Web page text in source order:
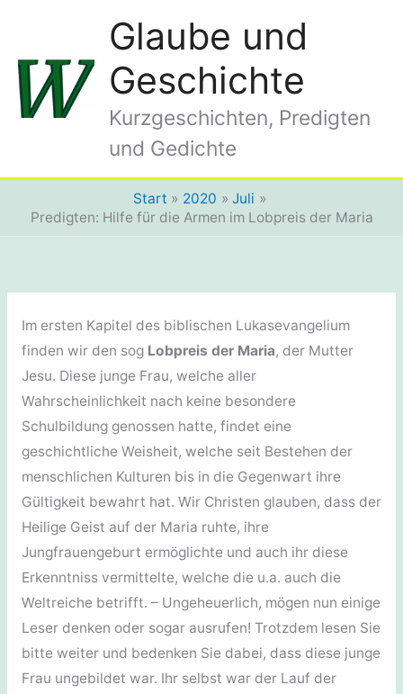
springen
Glaube und
Geschichte
Kurzgeschichten, Predigten
und Gedichte
Start 2020
Juli
Predigten: Hilfe für die Armen im Lobpreis der Maria
Im ersten Kapitel des biblischen Lukasevangelium
finden wir den sog Lobpreis der Maria, der Mutter
Jesu. Diese junge Frau, welche aller
Wahrscheinlichkeit nach keine besondere
Schulbildung genossen hatte, findet eine
geschichtliche Weisheit, welche seit Bestehen der
menschlichen Kulturen bis in die Gegenwart ihre
Gültigkeit bewahrt hat. Wir Christen glauben, dass der
Heilige Geist auf der Maria ruhte, ihre
Jungfrauengeburt ermöglichte und auch ihr diese
Erkenntniss vermittelte, welche die u.a. auch die
Weltreiche betrifft. – Ungeheuerlich, mögen nun einige
Leser denken oder sogar ausrufen! Trotzdem lesen Sie
bitte weiter und bedenken Sie dabei, dass diese junge
Frau ungebildet war. Ihr selbst war der Lauf der